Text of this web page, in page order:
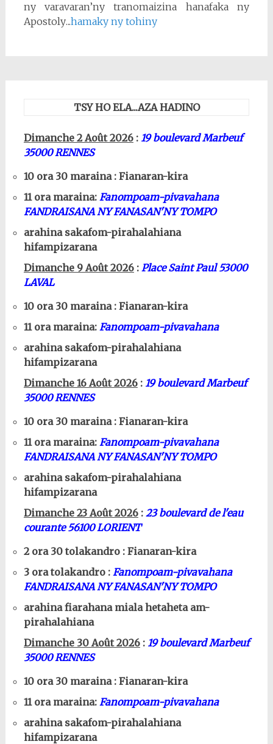
ny varavaran’ny tranomaizina hanafaka ny
Apostoly...hamaky ny tohiny
TSY HO ELA...AZA HADINO
Dimanche 2 Août 2026: 19 boulevard Marbeuf
35000 RENNES
10 ora 30 maraina : Fianaran-kira
11 ora maraina: Fanompoam-pivavahana
FANDRAISANA NY FANASAN'NY TOMPO
arahina sakafom-pirahalahiana
hifampizarana
Dimanche 9 Août 2026: Place Saint Paul 53000
LAVAL
10 ora 30 maraina : Fianaran-kira
11 ora maraina: Fanompoam-pivavahana
arahina sakafom-pirahalahiana
hifampizarana
Dimanche 16 Août 2026: 19 boulevard Marbeuf
35000 RENNES
10 ora 30 maraina : Fianaran-kira
11 ora maraina: Fanompoam-pivavahana
FANDRAISANA NY FANASAN'NY TOMPO
arahina sakafom-pirahalahiana
hifampizarana
Dimanche 23 Août 2026: 23 boulevard de l'eau
courante 56100 LORIENT
2 ora 30 tolakandro : Fianaran-kira
3 ora tolakandro : Fanompoam-pivavahana
FANDRAISANA NY FANASAN'NY TOMPO
arahina fiarahana miala hetaheta am-
pirahalahiana
Dimanche 30 Août 2026: 19 boulevard Marbeuf
35000 RENNES
10 ora 30 maraina : Fianaran-kira
11 ora maraina: Fanompoam-pivavahana
arahina sakafom-pirahalahiana
hifampizarana